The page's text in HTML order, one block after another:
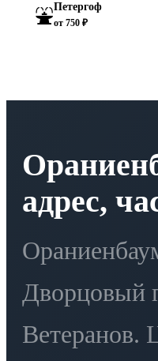
⛲Петергоф
от 750 ₽
адрес,
Дворцовый
Ветеранов.